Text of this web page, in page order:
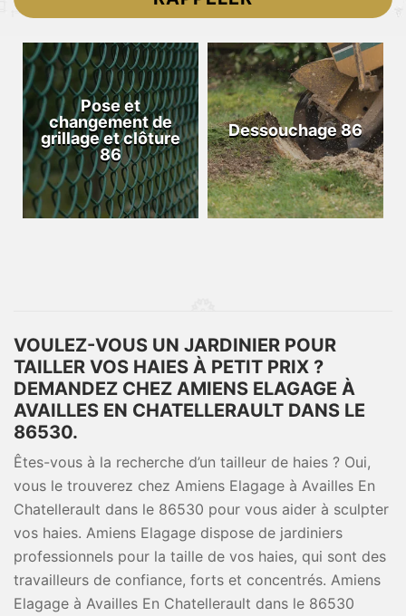
Pose et
changement de
grillage et clôture
86
Dessouchage 86
VOULEZ-VOUS UN JARDINIER POUR
TAILLER VOS HAIES À PETIT PRIX ?
DEMANDEZ CHEZ AMIENS ELAGAGE À
AVAILLES EN CHATELLERAULT DANS LE
86530.
Êtes-vous à la recherche d’un tailleur de haies ? Oui,
vous le trouverez chez Amiens Elagage à Availles En
Chatellerault dans le 86530 pour vous aider à sculpter
vos haies. Amiens Elagage dispose de jardiniers
professionnels pour la taille de vos haies, qui sont des
travailleurs de confiance, forts et concentrés. Amiens
Elagage à Availles En Chatellerault dans le 86530